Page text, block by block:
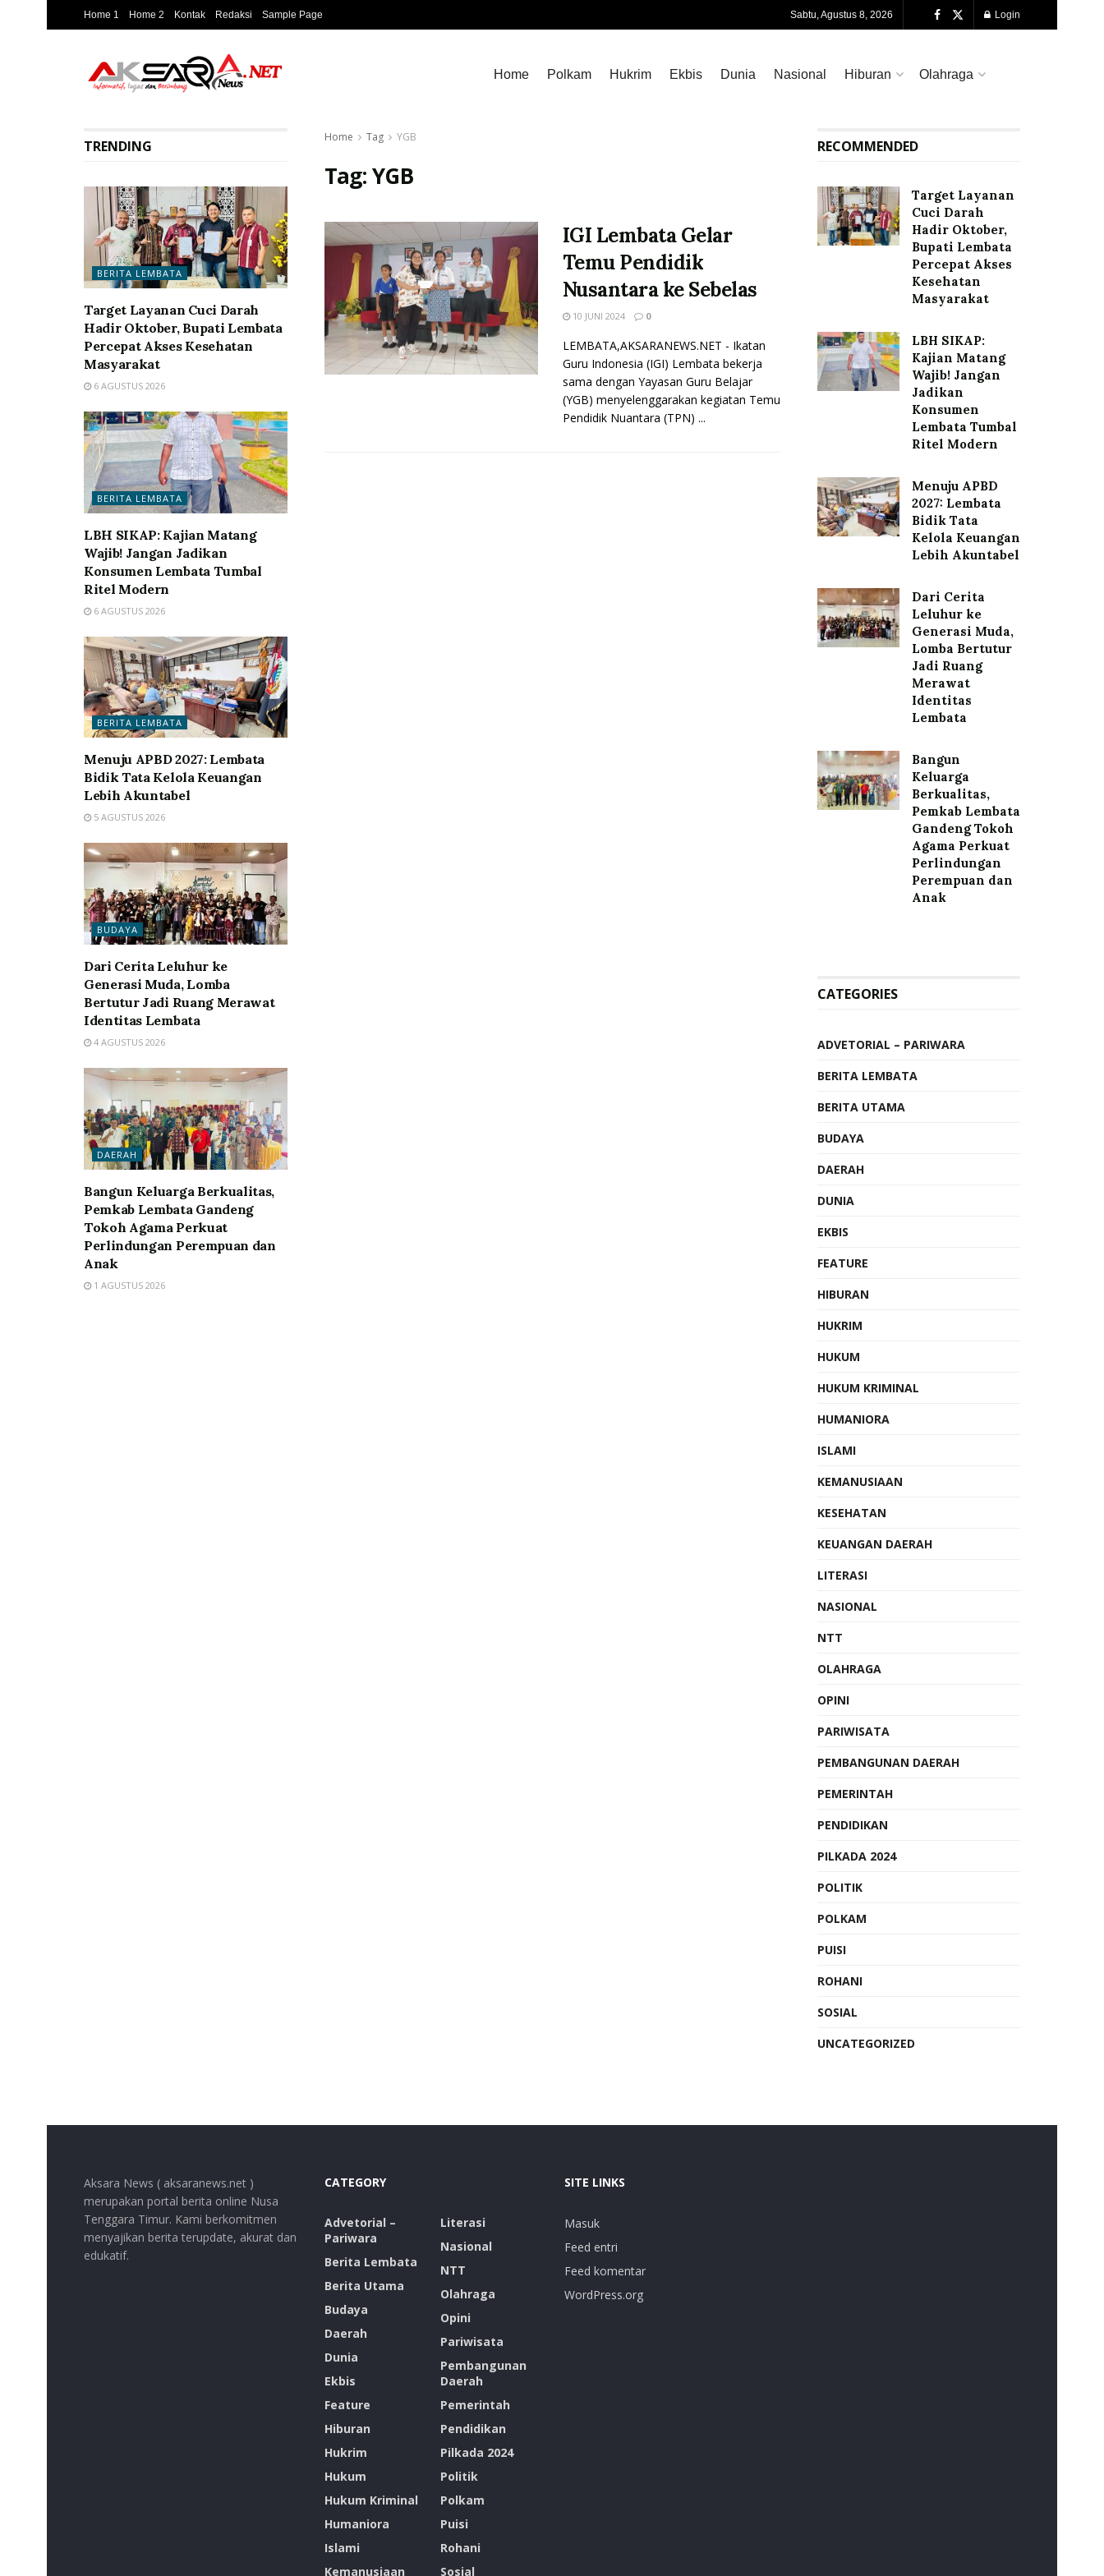
Home 1 Home 2 Kontak Redaksi Sample Page Sabtu, Agustus 8, 2026 Login
Home Polkam Hukrim Ekbis Dunia Nasional Hiburan Olahraga
Home Tag YGB
Tag:YGB
IGI Lembata Gelar
Temu Pendidik
Nusantara ke Sebelas
10 JUNI 2024 0
LEMBATA,AKSARANEWS.NET - Ikatan
Guru Indonesia (IGI) Lembata bekerja
sama dengan Yayasan Guru Belajar
(YGB) menyelenggarakan kegiatan Temu
Pendidik Nuantara (TPN) ...
TRENDING
BERITA LEMBATA
Target Layanan Cuci Darah
Hadir Oktober, Bupati Lembata
Percepat Akses Kesehatan
Masyarakat
6 AGUSTUS 2026
BERITA LEMBATA
LBH SIKAP: Kajian Matang
Wajib! Jangan Jadikan
Konsumen Lembata Tumbal
Ritel Modern
6 AGUSTUS 2026
BERITA LEMBATA
Menuju APBD 2027: Lembata
Bidik Tata Kelola Keuangan
Lebih Akuntabel
5 AGUSTUS 2026
BUDAYA
Dari Cerita Leluhur ke
Generasi Muda, Lomba
Bertutur Jadi Ruang Merawat
Identitas Lembata
4 AGUSTUS 2026
DAERAH
Bangun Keluarga Berkualitas,
Pemkab Lembata Gandeng
Tokoh Agama Perkuat
Perlindungan Perempuan dan
Anak
1 AGUSTUS 2026
RECOMMENDED
Target Layanan
Cuci Darah
Hadir Oktober,
Bupati Lembata
Percepat Akses
Kesehatan
Masyarakat
LBH SIKAP:
Kajian Matang
Wajib! Jangan
Jadikan
Konsumen
Lembata Tumbal
Ritel Modern
Menuju APBD
2027: Lembata
Bidik Tata
Kelola Keuangan
Lebih Akuntabel
Dari Cerita
Leluhur ke
Generasi Muda,
Lomba Bertutur
Jadi Ruang
Merawat
Identitas
Lembata
Bangun
Keluarga
Berkualitas,
Pemkab Lembata
Gandeng Tokoh
Agama Perkuat
Perlindungan
Perempuan dan
Anak
CATEGORIES
ADVETORIAL – PARIWARA
BERITA LEMBATA
BERITA UTAMA
BUDAYA
DAERAH
DUNIA
EKBIS
FEATURE
HIBURAN
HUKRIM
HUKUM
HUKUM KRIMINAL
HUMANIORA
ISLAMI
KEMANUSIAAN
KESEHATAN
KEUANGAN DAERAH
LITERASI
NASIONAL
NTT
OLAHRAGA
OPINI
PARIWISATA
PEMBANGUNAN DAERAH
PEMERINTAH
PENDIDIKAN
PILKADA 2024
POLITIK
POLKAM
PUISI
ROHANI
SOSIAL
UNCATEGORIZED
Aksara News ( aksaranews.net )
merupakan portal berita online Nusa
Tenggara Timur. Kami berkomitmen
menyajikan berita terupdate, akurat dan
edukatif.
CATEGORY
Advetorial –
Pariwara
Berita Lembata
Berita Utama
Budaya
Daerah
Dunia
Ekbis
Feature
Hiburan
Hukrim
Hukum
Hukum Kriminal
Humaniora
Islami
Kemanusiaan
Literasi
Nasional
NTT
Olahraga
Opini
Pariwisata
Pembangunan
Daerah
Pemerintah
Pendidikan
Pilkada 2024
Politik
Polkam
Puisi
Rohani
Sosial
SITE LINKS
Masuk
Feed entri
Feed komentar
WordPress.org